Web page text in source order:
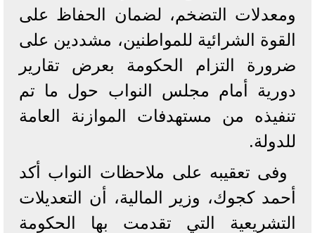
ومعدلات التضخم، لضمان الحفاظ على
القوة الشرائية للمواطنين، مشددين على
ضرورة التزام الحكومة بعرض تقارير
دورية أمام مجلس النواب حول ما تم
تنفيذه من مستهدفات الموازنة العامة
للدولة.
وفى تعقيبه على ملاحظات النواب أكد
أحمد كجوك، وزير المالية، أن التعديلات
التشريعية التي تقدمت بها الحكومة